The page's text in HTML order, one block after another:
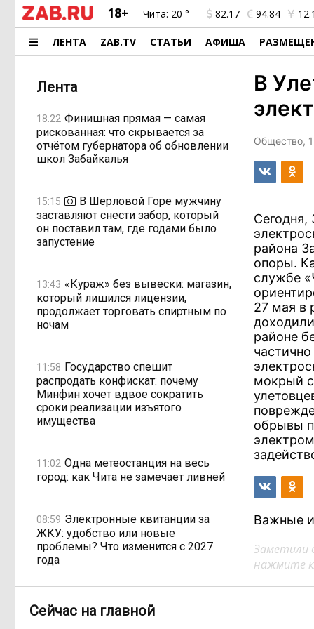
18+ Чита: 20 ° 82.17 94.84
ЛЕНТА ZAB.TV СТАТЬИ АФИША
Лента
18:22 Финишная прямая — самая
рискованная: что скрывается за
отчётом губернатора об обновлении
школ Забайкалья
15:15
В Шерловой Горе мужчину
заставляют снести забор, который
он поставил там, где годами было
запустение
13:43 «Кураж» без вывески: магазин,
который лишился лицензии,
продолжает торговать спиртным по
ночам
11:58 Государство спешит
распродать конфискат: почему
Минфин хочет вдвое сократить
сроки реализации изъятого
имущества
11:02 Одна метеостанция на весь
город: как Чита не замечает ливней
08:59 Электронные квитанции за
ЖКУ: удобство или новые
проблемы? Что изменится с 2027
года
17:03, Вчера
Рабочих рук меньше, а
проверок — больше: как
В
Общество,
Сегодня,
района
опоры.
службе
27 мая в
районе
мокрый
обрывы
Важные
Заметили
нажмите
Сейчас на главной